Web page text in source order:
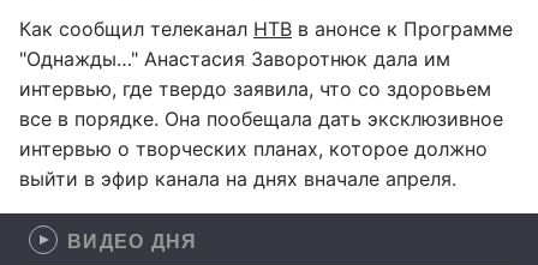
Как сообщил телеканал НТВ в анонсе к Программе
"Однажды…" Анастасия Заворотнюк дала им
интервью, где твердо заявила, что со здоровьем
все в порядке. Она пообещала дать эксклюзивное
интервью о творческих планах, которое должно
выйти в эфир канала на днях вначале апреля.
ВИДЕО ДНЯ